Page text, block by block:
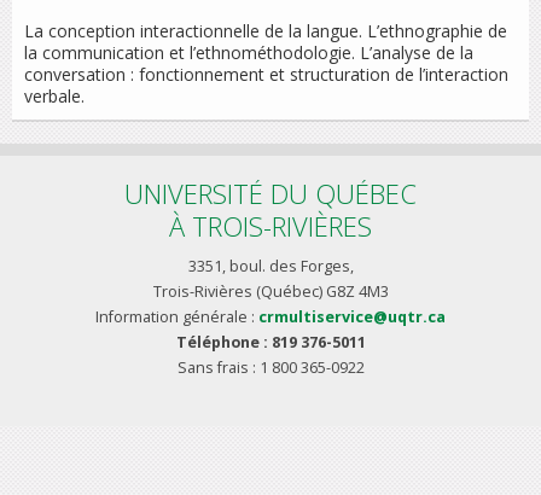
La conception interactionnelle de la langue. L’ethnographie de
la communication et l’ethnométhodologie. L’analyse de la
conversation : fonctionnement et structuration de l’interaction
verbale.
UNIVERSITÉ DU QUÉBEC
À TROIS-RIVIÈRES
3351, boul. des Forges,
Trois-Rivières (Québec) G8Z 4M3
Information générale : crmultiservice@uqtr.ca
Téléphone : 819 376-5011
Sans frais : 1 800 365-0922